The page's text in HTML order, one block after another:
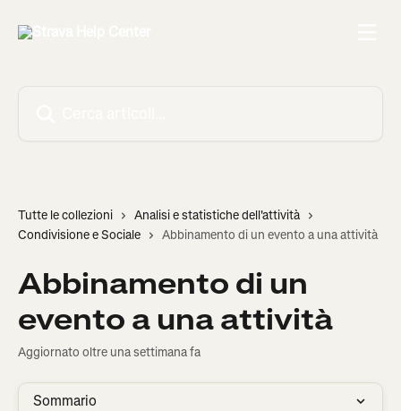
Tutte le collezioni
Analisi e statistiche dell'attività
Condivisione e Sociale
Abbinamento di un evento a una attività
Abbinamento di un
evento a una attività
Aggiornato oltre una settimana fa
Sommario